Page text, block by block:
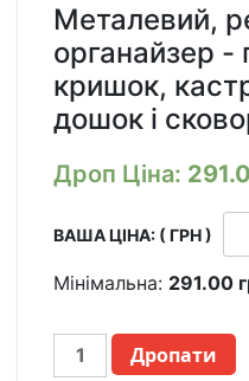
Металевий,
органайзер -
кришок,
дошок і
Дроп Ціна:
ВАША ЦІНА: ( ГРН )
Мінімальна: 291.00
МЕТАЛЛИЧЕСКИЙ,
РЕГУЛИРУЕМЫЙ
Дропати